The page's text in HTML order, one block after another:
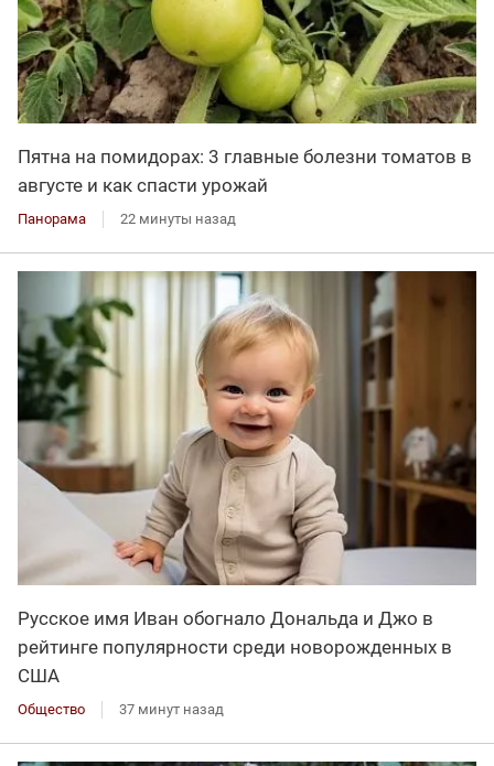
Пятна на помидорах: 3 главные болезни томатов в
августе и как спасти урожай
Панорама 22 минуты назад
Русское имя Иван обогнало Дональда и Джо в
рейтинге популярности среди новорожденных в
США
Общество 37 минут назад